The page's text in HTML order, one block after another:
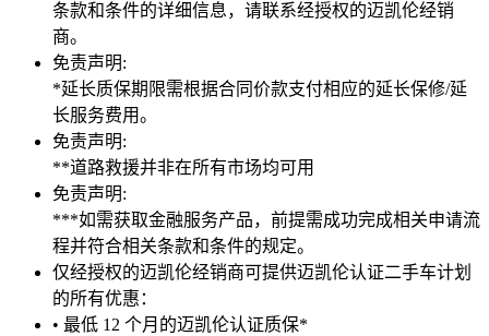
条款和条件的详细信息，请联系经授权的迈凯伦经销
商。
免责声明:
*延长质保期限需根据合同价款支付相应的延长保修/延
长服务费用。
免责声明:
**道路救援并非在所有市场均可用
免责声明:
***如需获取金融服务产品，前提需成功完成相关申请流
程并符合相关条款和条件的规定。
仅经授权的迈凯伦经销商可提供迈凯伦认证二手车计划
的所有优惠：
• 最低 12 个月的迈凯伦认证质保*